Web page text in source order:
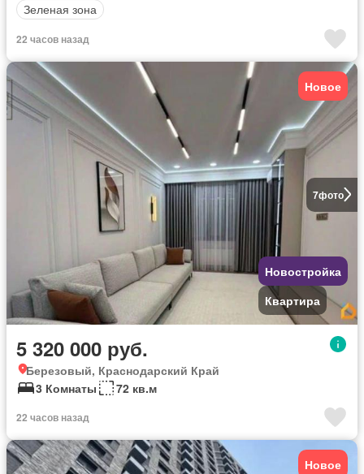
Зеленая зона
22 часов назад
7фото
Новое
Новостройка
Квартира
5 320 000 руб.
Березовый, Краснодарский Край
3 Комнаты
72 кв.м
22 часов назад
Новое